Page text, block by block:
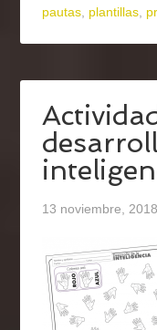
pautas plantillas
13 noviembre, 2018